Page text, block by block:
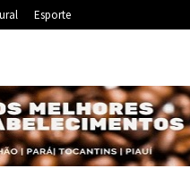
Esporte